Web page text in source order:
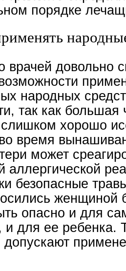
порядке
врачей довольно
народных
так как большая
слишком хорошо
время
может
аллергической
безопасные
женщиной
опасно и для
и для ее ребенка.
допускают